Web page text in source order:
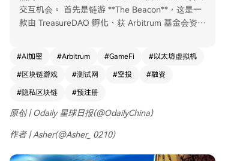
交互机会。 首先是链游 **The Beacon**，这是一
款由 TreasureDAO 孵化、获 Arbitrum 基金会资助
注册。用户可访问其官网完成预注册，并可通过邀
请好友获得额外奖励。 其次是 **GenLayer**，一
个采用“乐观民主”共识的 AI 原生区块链平台。其
包括：登录 FUD Markets 网站、在指定水龙头领
取 Base Sepolia 网络的 USDC 测试币、在平台完
成一笔交易、在推特分享体验，最后在 GenLayer
门户网站提交任务以获取积分。 第三是隐私 L1 项
#AI加密 #Arbitrum #GameFi #以太坊虚拟机
#区块链游戏 #测试网 #空投 #融资
#隐私区块链 #预注册
原创 | Odaily 星球日报(@OdailyChina)
作者 | Asher(@Asher_ 0210)